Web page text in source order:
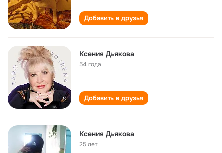
Добавить в друзья
Ксения Дьякова
54 года
Добавить в друзья
Ксения Дьякова
25 лет